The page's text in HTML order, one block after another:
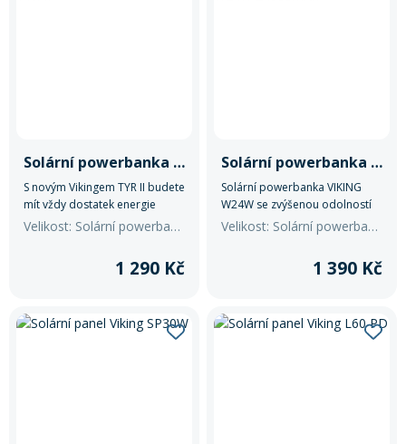
Solární powerbanka VIKING TYR II
S novým Vikingem TYR II budete
mít vždy dostatek energie
přímo ve vaší kapse. Tato
solární powerbanka disponuje
přináší revoluční způsob, jak
Velikost: Solární powerbanka VIKING TYR II
1 290 Kč
Solární powerbanka Viking W24W 24000mAh
Solární powerbanka VIKING
W24W se zvýšenou odolností
IP67.
Velikost: Solární powerbanka Viking W24W 24000mAh
1 390 Kč